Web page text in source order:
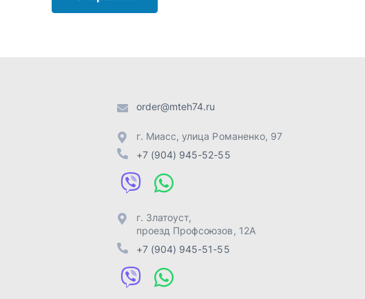
г. Челябинск,Свердловский
тракт, 3Е
Отправить заявку